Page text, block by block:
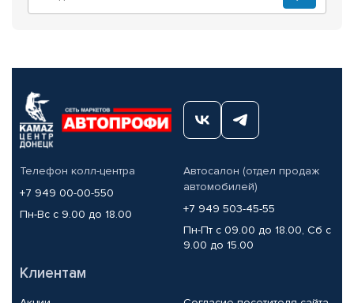
Телефон колл-центра
+7 949 00-00-550
Пн-Вс с 9.00 до 18.00
Автосалон (отдел продаж
автомобилей)
+7 949 503-45-55
Пн-Пт с 09.00 до 18.00, Сб с
9.00 до 15.00
Клиентам